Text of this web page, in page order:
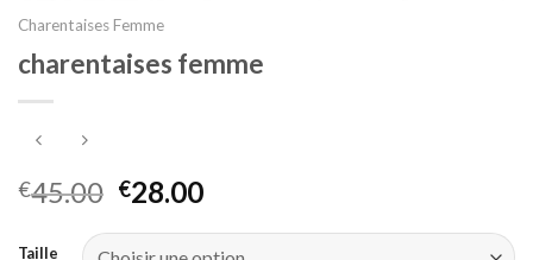
Charentaises Femme
charentaises femme
€45.00 €28.00
Taille